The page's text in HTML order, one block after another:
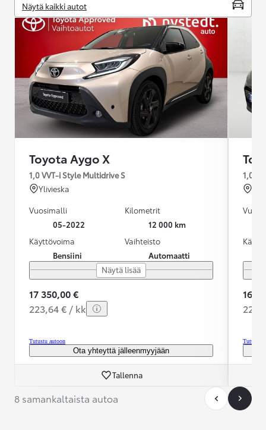
Näytä kaikki autot
Toyota Aygo X
1,0 VVT-i Style Multidrive S
Ylivieska
Vuosimalli
05-2022
Kilometrit
12 000 km
Käyttövoima
Bensiini
Vaihteisto
Automaatti
Näytä lisää
17 350,00 €
223,64 € / kk
Tutustu autoon
Ota yhteyttä jälleenmyyjään
Tallenna
1,0
16
Tutustu
8 samankaltaista autoa